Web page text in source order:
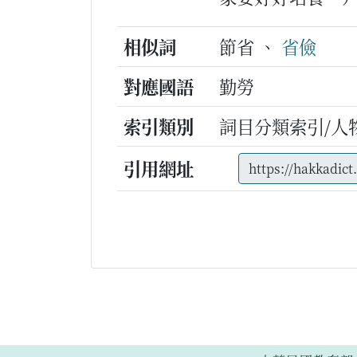
相似詞
節省 、 省儉
對應國語
勤勞
索引類別
詞目分類索引/人
引用網址